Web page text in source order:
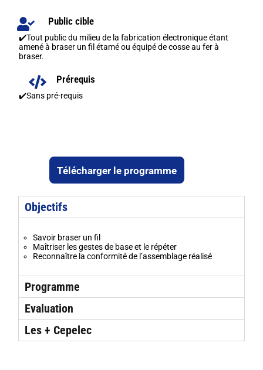
Public cible
✔️Tout public du milieu de la fabrication électronique étant
amené à braser un fil étamé ou équipé de cosse au fer à
braser.
Prérequis
✔️Sans pré-requis
Télécharger le programme
Objectifs
Savoir braser un fil
Maîtriser les gestes de base et le répéter
Reconnaître la conformité de l’assemblage réalisé
Programme
Evaluation
Les + Cepelec